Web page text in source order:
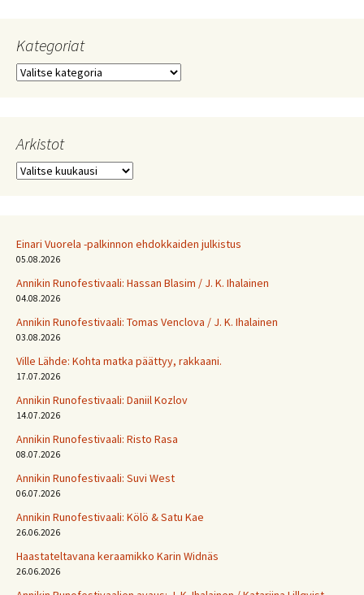
Kategoriat
Kategoriat
Arkistot
Arkistot
Einari Vuorela -palkinnon ehdokkaiden julkistus
05.08.2026
Annikin Runofestivaali: Has­san Bla­sim / J. K. Ihalainen
04.08.2026
Annikin Runofestivaali: Tomas Venclova / J. K. Ihalainen
03.08.2026
Ville Lähde: Kohta matka päättyy, rakkaani.
17.07.2026
Annikin Runofestivaali: Daniil Kozlov
14.07.2026
Annikin Runofestivaali: Risto Rasa
08.07.2026
Annikin Runofestivaali: Suvi West
06.07.2026
Annikin Runofestivaali: Kölö & Satu Kae
26.06.2026
Haastateltavana keraamikko Karin Widnäs
26.06.2026